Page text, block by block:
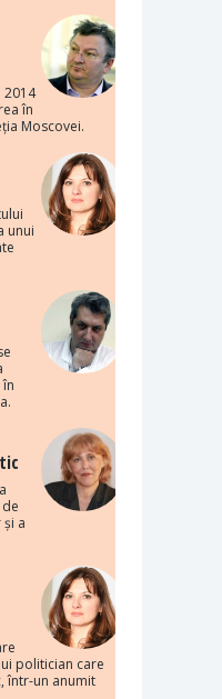
2014
în
Moscovei.
unui
a
politician care
într-un anumit